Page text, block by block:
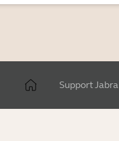
Support Jabra